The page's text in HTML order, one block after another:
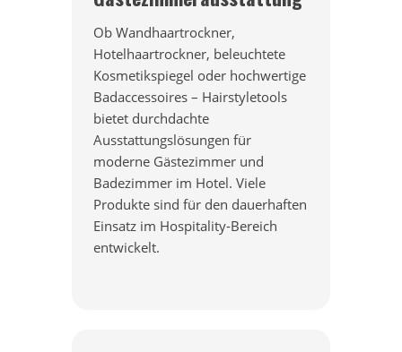
Ob Wandhaartrockner,
Hotelhaartrockner, beleuchtete
Kosmetikspiegel oder hochwertige
Badaccessoires – Hairstyletools
bietet durchdachte
Ausstattungslösungen für
moderne Gästezimmer und
Badezimmer im Hotel. Viele
Produkte sind für den dauerhaften
Einsatz im Hospitality-Bereich
entwickelt.